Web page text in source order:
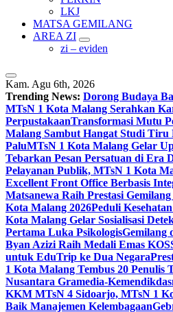
LKJ
MATSA GEMILANG
AREA ZI
zi – eviden
Kam. Agu 6th, 2026
Trending News: Dorong Budaya
MTsN 1 Kota Malang Serahkan
PerpustakaanTransformasi Mutu
Malang Sambut Hangat Studi Tiru
PaluMTsN 1 Kota Malang Gelar
Tebarkan Pesan Persatuan di Era
Pelayanan Publik, MTsN 1 Kota
Excellent Front Office Berbasis
Matsanewa Raih Prestasi
Kota Malang 2026Peduli
Kota Malang Gelar Sosialisasi
Pertama Luka PsikologisGemilang
Byan Azizi Raih Medali Emas
untuk EduTrip ke Dua Negara
1 Kota Malang Tembus 20 Penulis
Nusantara Gramedia-
KKM MTsN 4 Sidoarjo, MTsN 1
Baik Manajemen Kelembagaan